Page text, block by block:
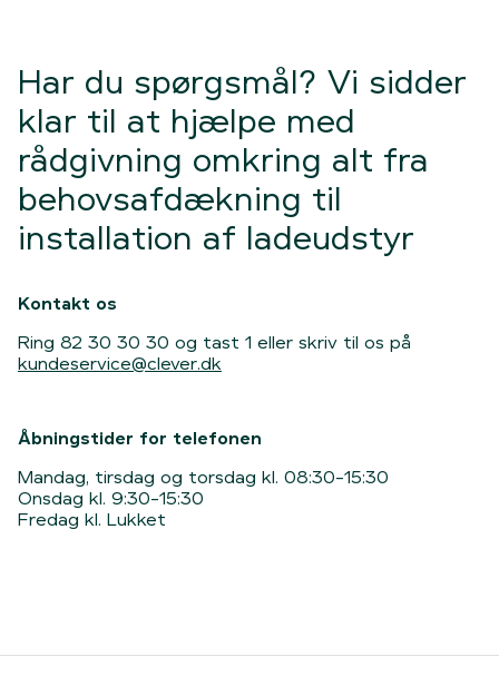
ellers kan vi ikke overføre tilbagebetalingen til dig.
Læs mere
på Clever-ladeboksen til opladning, 1:1, når du
bruger intelligent opladning.
Læs mere
Har du spørgsmål? Vi sidder
klar til at hjælpe med
rådgivning omkring alt fra
behovsafdækning til
installation af ladeudstyr
Kontakt os
Ring 82 30 30 30 og tast 1 eller skriv til os på
kundeservice@clever.dk
Åbningstider for telefonen
Mandag, tirsdag og torsdag kl. 08:30-15:30
Onsdag kl. 9:30-15:30
Fredag kl. Lukket